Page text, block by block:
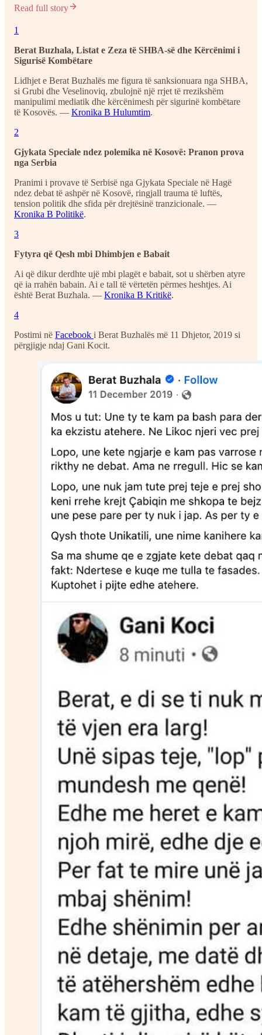
Read full story
1
Berat Buzhala, Listat e Zeza të SHBA-së dhe Kërcënimi i
Sigurisë Kombëtare
Lidhjet e Berat Buzhalës me figura të sanksionuara nga SHBA,
si Grubi dhe Veselinoviq, zbulojnë një rrjet të rrezikshëm
manipulimi mediatik dhe kërcënimesh për sigurinë kombëtare
të Kosovës. — Kronika B Hulumtim.
2
Gjykata Speciale ndez polemika në Kosovë: Pranon prova
nga Serbia
Pranimi i provave të Serbisë nga Gjykata Speciale në Hagë
ndez debat të ashpër në Kosovë, ringjall trauma të luftës,
tension politik dhe sfida për drejtësinë tranzicionale. —
Kronika B Politikë.
3
Fytyra që Qesh mbi Dhimbjen e Babait
Ai që dikur derdhte ujë mbi plagët e babait, sot u shërben atyre
që ia rrahën babain. Ai e tall të vërtetën përmes heshtjes. Ai
është Berat Buzhala. — Kronika B Kritikë.
4
Postimi në Facebook i Berat Buzhalës më 11 Dhjetor, 2019 si
përgjigje ndaj Gani Kocit.